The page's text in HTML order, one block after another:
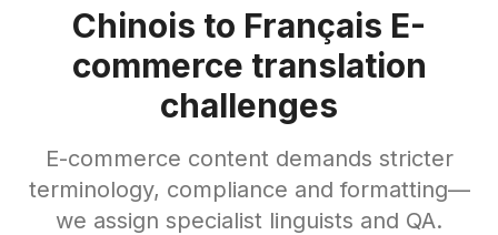
Chinois to Français E-
commerce translation
challenges
E-commerce content demands stricter
terminology, compliance and formatting—
we assign specialist linguists and QA.